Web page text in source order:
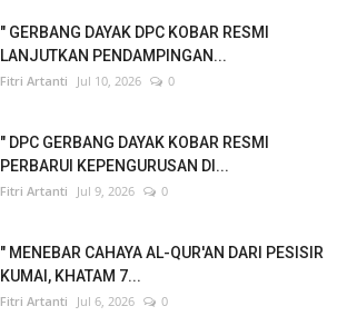
" GERBANG DAYAK DPC KOBAR RESMI
LANJUTKAN PENDAMPINGAN...
Fitri Artanti Jul 10, 2026 0
" DPC GERBANG DAYAK KOBAR RESMI
PERBARUI KEPENGURUSAN DI...
Fitri Artanti Jul 9, 2026 0
" MENEBAR CAHAYA AL-QUR'AN DARI PESISIR
KUMAI, KHATAM 7...
Fitri Artanti Jul 6, 2026 0